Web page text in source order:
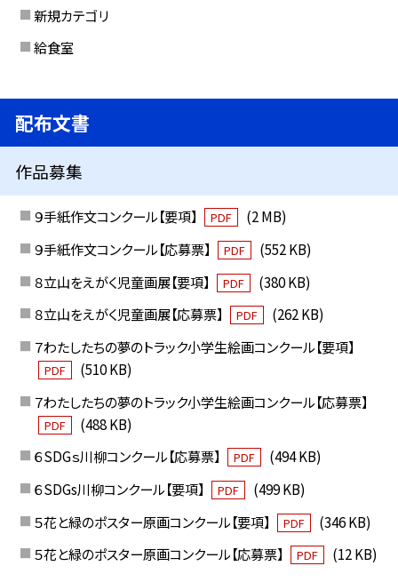
新規カテゴリ
給食室
配布文書
作品募集
９手紙作文コンクール【要項】 PDF
(2 MB)
９手紙作文コンクール【応募票】
PDF
(552 KB)
８立山をえがく児童画展【要項】
PDF
(380 KB)
８立山をえがく児童画展【応募票】
PDF
(262 KB)
７わたしたちの夢のトラック小学生絵画コンクール【要項】
PDF
(510 KB)
７わたしたちの夢のトラック小学生絵画コンクール【応募票】
PDF
(488 KB)
６SDGｓ川柳コンクール【応募票】
PDF
(494 KB)
６SDGs川柳コンクール【要項】
PDF
(499 KB)
５花と緑のポスター原画コンクール【要項】
PDF
(346 KB)
５花と緑のポスター原画コンクール【応募票】
PDF (12 KB)